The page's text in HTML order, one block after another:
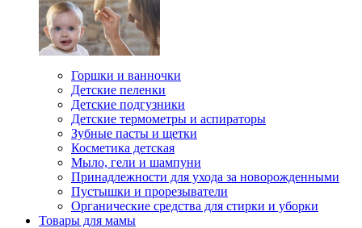
Горшки и ванночки
Детские пеленки
Детские подгузники
Детские термометры и аспираторы
Зубные пасты и щетки
Косметика детская
Мыло, гели и шампуни
Принадлежности для ухода за новорожденными
Пустышки и прорезыватели
Органические средства для стирки и уборки
Товары для мамы